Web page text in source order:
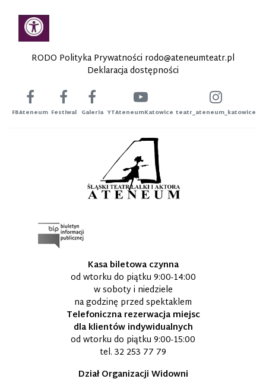
RODO Polityka Prywatności rodo@ateneumteatr.pl
Deklaracja dostępności
FBAteneum Festiwal Galeria YTAteneumKatowice teatr_ateneum_katowice
Kasa biletowa czynna
od wtorku do piątku 9:00-14:00
w soboty i niedziele
na godzinę przed spektaklem
Telefoniczna rezerwacja miejsc
dla klientów indywidualnych
od wtorku do piątku 9:00-15:00
tel. 32 253 77 79
Dział Organizacji Widowni